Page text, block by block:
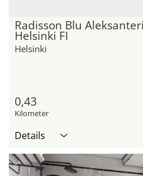
Radisson Blu
Helsinki FI
Helsinki
0,43
Kilometer
Details